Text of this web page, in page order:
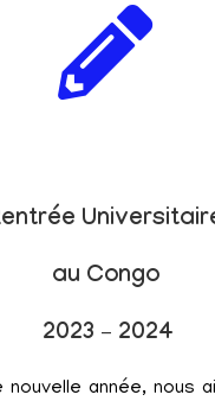
au Congo
2023 – 2024
année, nous